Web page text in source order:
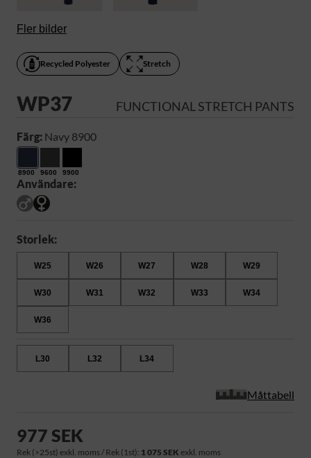
Fler bilder
Recycled Polyester Stretch
WP37 FUNCTIONAL STRETCH PANTS
Färg: Navy 8900
8900 9600 9900
Användare:
Storlek:
W25 W26 W27 W28 W29
W30 W31 W32 W33 W34
W36
L30 L32 L34
Måttabell
977 SEK
Rek (>25st) exkl. moms / Rek (1st): 1 075 SEK exkl. moms